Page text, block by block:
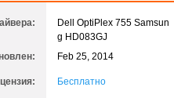
Dell OptiPlex 755 Samsun
g HD083GJ
Feb 25, 2014
Бесплатно